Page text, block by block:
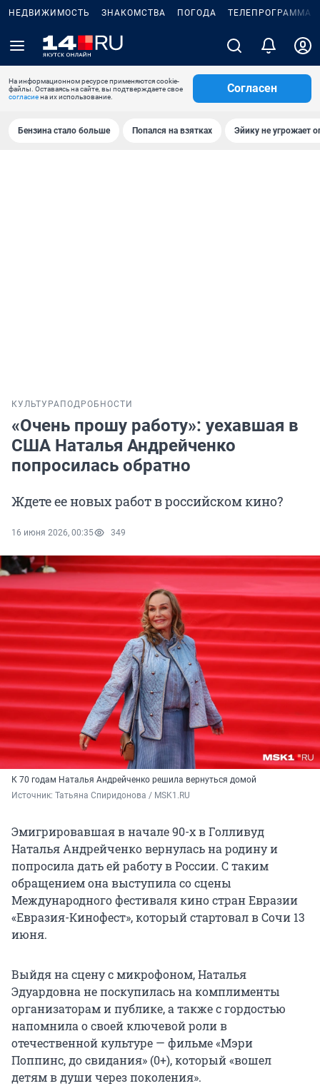
НЕДВИЖИМОСТЬ ЗНАКОМСТВА ПОГОДА ТЕЛЕПРОГРАММА
На информационном ресурсе применяются cookie-
файлы. Оставаясь на сайте, вы подтверждаете свое
согласиена их использование.
Согласен
Бензина стало больше Попался на взятках Эйику не угрожает
КУЛЬТУРА ПОДРОБНОСТИ
«Очень прошу работу»: уехавшая в
США Наталья Андрейченко
попросилась обратно
Ждете ее новых работ в российском кино?
16 июня 2026, 00:35 349
К 70 годам Наталья Андрейченко решила вернуться домой
Источник: Татьяна Спиридонова / MSK1.RU
Эмигрировавшая в начале 90-х в Голливуд
Наталья Андрейченко вернулась на родину и
попросила дать ей работу в России. С таким
обращением она выступила со сцены
Международного фестиваля кино стран Евразии
«Евразия-Кинофест», который стартовал в Сочи 13
июня.
Выйдя на сцену с микрофоном, Наталья
Эдуардовна не поскупилась на комплименты
организаторам и публике, а также с гордостью
напомнила о своей ключевой роли в
отечественной культуре — фильме «Мэри
Поппинс, до свидания» (0+), который «вошел
детям в души через поколения».